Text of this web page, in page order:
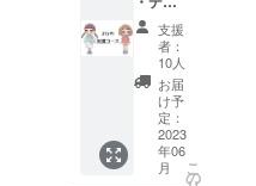
欄に掲
載を希
望され
るお名
前をご
記入く
ださ
い。
ンドル
ネーム
／キャ
ラク
ター名
／団体
名など
いずれ
でも構
いませ
―― ・
特製ア
フレコ
台本 ・
キャラ
クター
デザイ
ン満田
一さん
タルコ
ンテ&設
定資料
集 ・オ
ンライ
ン試写
会参加
権 ・京
都編ED
支援
者：
10人
お届
け予
定：
2023
年06
月
こ
の